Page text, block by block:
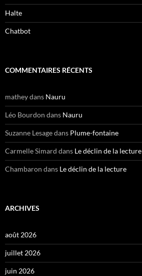
Halte
Chatbot
COMMENTAIRES RÉCENTS
matheydans Nauru
Léo Bourdon dans Nauru
Suzanne Lesagedans Plume-fontaine
Carmelle Simard dans Le déclin de la lecture
Chambaron dans Le déclin de la lecture
ARCHIVES
août 2026
juillet 2026
juin 2026